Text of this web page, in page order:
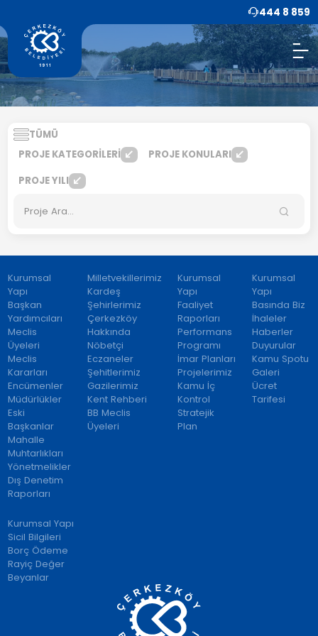
444 8 859
TÜMÜ
PROJE KATEGORİLERİ
PROJE KONULARI
PROJE YILI
Kurumsal
Yapı
Başkan
Yardımcıları
Meclis
Üyeleri
Meclis
Kararları
Encümenler
Müdürlükler
Eski
Başkanlar
Mahalle
Muhtarlıkları
Yönetmelikler
Dış Denetim
Raporları
Milletvekillerimiz
Kardeş
Şehirlerimiz
Çerkezköy
Hakkında
Nöbetçi
Eczaneler
Şehitlerimiz
Gazilerimiz
Kent Rehberi
BB Meclis
Üyeleri
Kurumsal
Yapı
Faaliyet
Raporları
Performans
Programı
İmar Planları
Projelerimiz
Kamu İç
Kontrol
Stratejik
Plan
Kurumsal
Yapı
Basında Biz
İhaleler
Haberler
Duyurular
Kamu Spotu
Galeri
Ücret
Tarifesi
Kurumsal Yapı
Sicil Bilgileri
Borç Ödeme
Rayiç Değer
Beyanlar